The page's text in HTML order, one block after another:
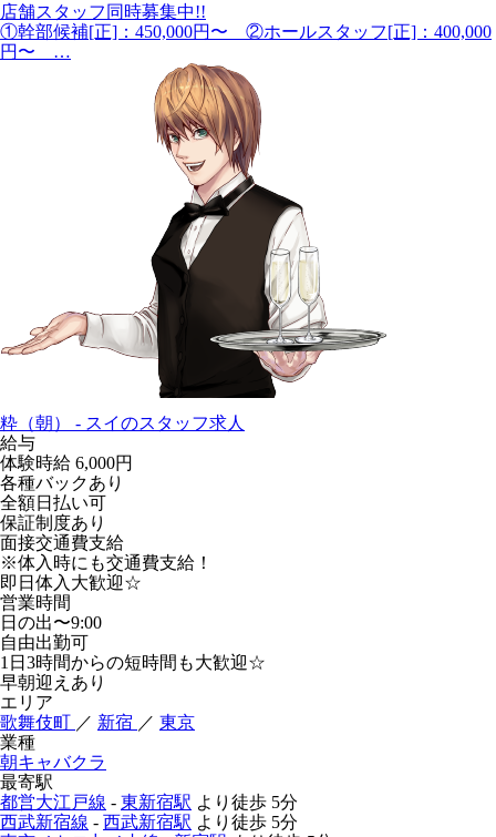
店舗スタッフ同時募集中!!
①幹部候補[正]：450,000円〜 ②ホールスタッフ[正]：400,000
円〜 …
粋（朝） - スイのスタッフ求人
給与
体験時給 6,000円
各種バックあり
全額日払い可
保証制度あり
面接交通費支給
※体入時にも交通費支給！
即日体入大歓迎☆
営業時間
日の出〜9:00
自由出勤可
1日3時間からの短時間も大歓迎☆
早朝迎えあり
エリア
歌舞伎町 ／ 新宿 ／ 東京
業種
朝キャバクラ
最寄駅
都営大江戸線 - 東新宿駅 より徒歩 5分
西武新宿線 - 西武新宿駅 より徒歩 5分